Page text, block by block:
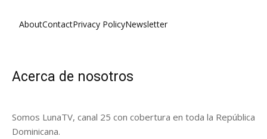
AboutContactPrivacy PolicyNewsletter
Acerca de nosotros
Somos LunaTV, canal 25 con cobertura en toda la República
Dominicana.